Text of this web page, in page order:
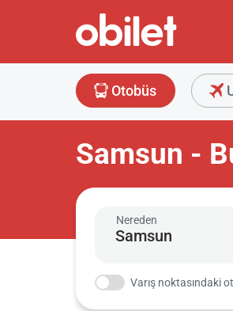
Otobüs
Samsun -
Nereden
Varış noktasındaki